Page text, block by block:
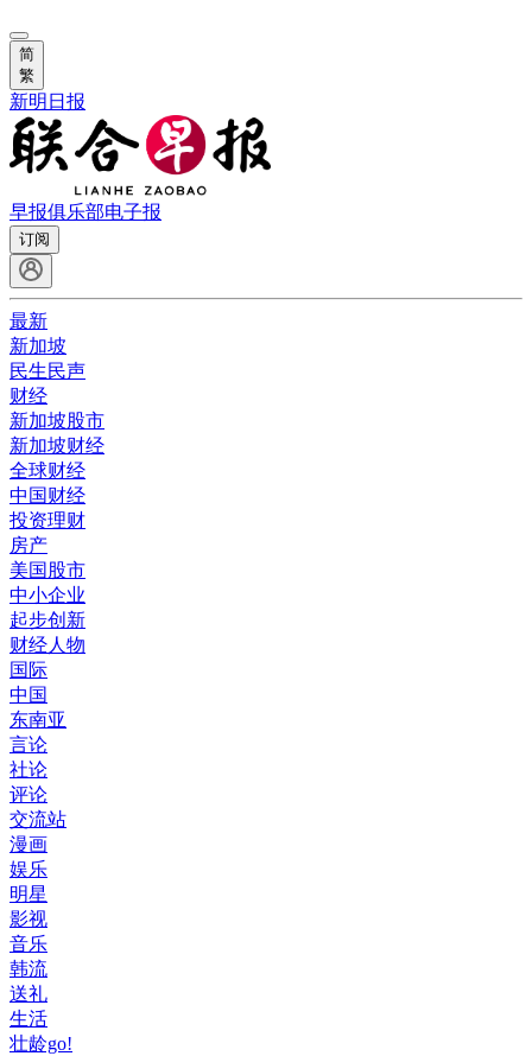
简
繁
新明日报
早报俱乐部电子报
订阅
最新
新加坡
民生民声
财经
新加坡股市
新加坡财经
全球财经
中国财经
投资理财
房产
美国股市
中小企业
起步创新
财经人物
国际
中国
东南亚
言论
社论
评论
交流站
漫画
娱乐
明星
影视
音乐
韩流
送礼
生活
壮龄go!